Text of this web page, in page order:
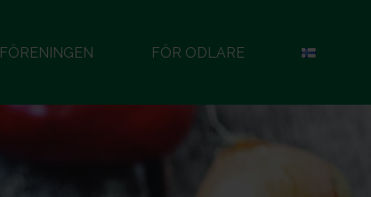
FÖRENINGEN FÖR ODLARE